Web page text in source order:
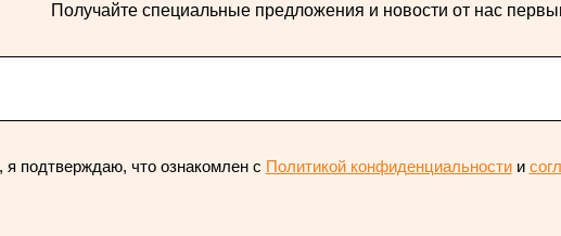
Получайте специальные предложения и новости от нас
подтверждаю, что ознакомлен с Политикой конфиденциальности и